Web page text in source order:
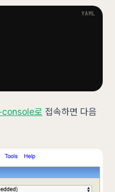
로 접속하면 다음